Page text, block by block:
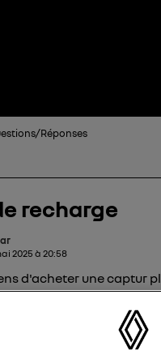
Réponses
recharge
2025à 20:58
d'acheter une captur
Ma question est la
il pas dû être fourni.